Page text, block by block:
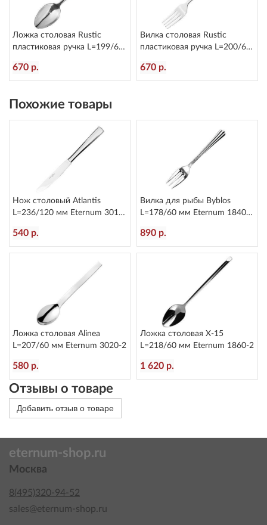
Ложка столовая Rustic
пластиковая ручка L=199/60
670 р.
Вилка столовая Rustic
пластиковая ручка L=200/60
670 р.
Похожие товары
Нож столовый Atlantis
L=236/120 мм Eternum 3010-
540 р.
Вилка для рыбы Byblos
L=178/60 мм Eternum 1840-
890 р.
Ложка столовая Alinea
L=207/60 мм Eternum 3020-2
580 р.
Ложка столовая X-15
L=218/60 мм Eternum 1860-2
1 620 р.
Отзывы о товаре
Добавить отзыв о товаре
eternum-shop.ru
Москва
8(495)320-94-52
sales@eternum-shop.ru